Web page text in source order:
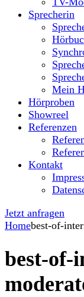
Sprecherin
Mein
Hörproben
Showreel
Referenzen
Kontakt
Jetzt anfragen
Homebest-of-
best-of-